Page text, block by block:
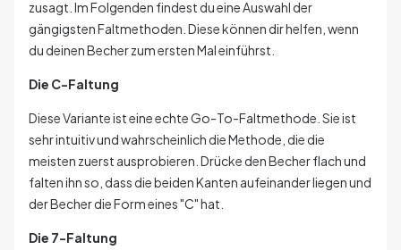
zusagt. Im Folgenden findest du eine Auswahl der
gängigsten Faltmethoden. Diese können dir helfen, wenn
du deinen Becher zum ersten Mal einführst.
Die C-Faltung
Diese Variante ist eine echte Go-To-Faltmethode. Sie ist
sehr intuitiv und wahrscheinlich die Methode, die die
meisten zuerst ausprobieren. Drücke den Becher flach und
falten ihn so, dass die beiden Kanten aufeinander liegen und
der Becher die Form eines "C" hat.
Die 7-Faltung